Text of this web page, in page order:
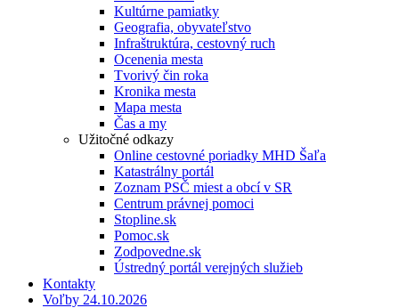
Kultúrne pamiatky
Geografia, obyvateľstvo
Infraštruktúra, cestovný ruch
Ocenenia mesta
Tvorivý čin roka
Kronika mesta
Mapa mesta
Čas a my
Užitočné odkazy
Online cestovné poriadky MHD Šaľa
Katastrálny portál
Zoznam PSČ miest a obcí v SR
Centrum právnej pomoci
Stopline.sk
Pomoc.sk
Zodpovedne.sk
Ústredný portál verejných služieb
Kontakty
Voľby 24.10.2026